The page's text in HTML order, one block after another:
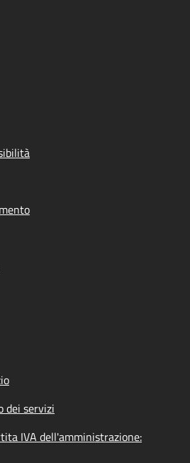
dei servizi
IVA dell'amministrazione: